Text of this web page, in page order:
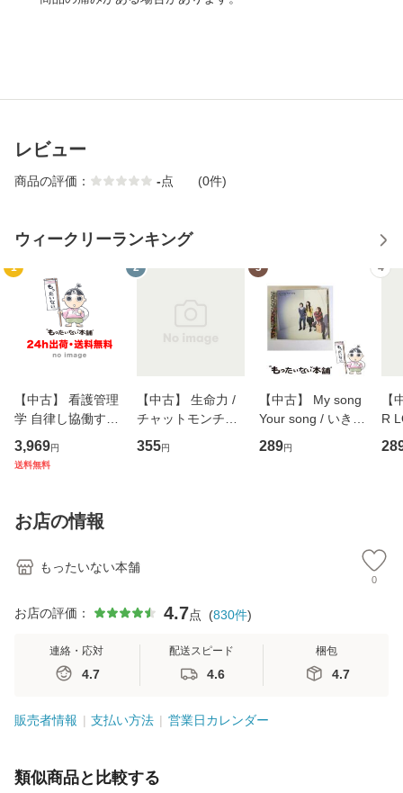
レビュー
商品の評価： -点 (0件)
ウィークリーランキング
1
【中古】 看護管理
学 自律し協働する
専門職の看護マネ
ジメントスキル 改
恵 藤本幸三 / 南江
堂 [単行
3,969円
送料無料
2
【中古】 生命力 /
チャットモンチー /
キューンレコード
[CD]【メール便送
355円
3
【中古】 My song
Your song / いきも
のがかり / [CD]
【メール便送料無
289円
4
【
R
産
お店の情報
もったいない本舗
0
お店の評価： 4.7点 (830件)
連絡・応対
4.7
配送スピード
4.6
梱包
4.7
販売者情報 支払い方法 営業日カレンダー
類似商品と比較する